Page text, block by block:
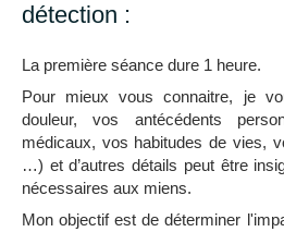
détection :
La première séance dure 1 heure.
Pour mieux vous connaitre, je
douleur, vos antécédents
médicaux, vos habitudes de vies,
…) et d’autres détails peut être
nécessaires aux miens.
Mon objectif est de déterminer